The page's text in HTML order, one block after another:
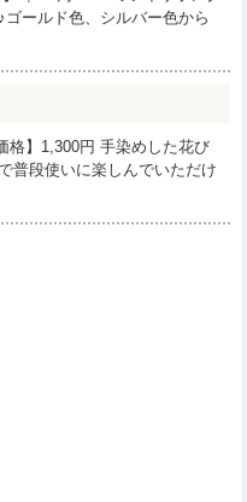
ールド色、シルバー色から
格】1,300円 手染めした花び
普段使いに楽しんでいただけ